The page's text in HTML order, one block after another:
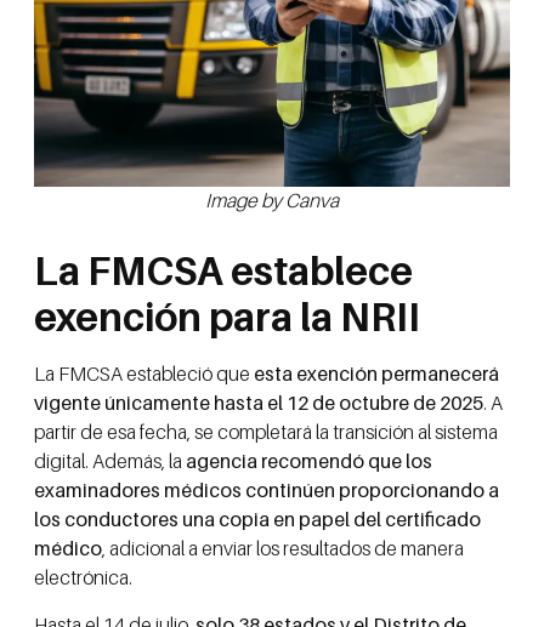
Image by Canva
La FMCSA establece
exención para la NRII
La FMCSA estableció que esta exención permanecerá
vigente únicamente hasta el 12 de octubre de 2025. A
partir de esa fecha, se completará la transición al sistema
digital. Además, la agencia recomendó que los
examinadores médicos continúen proporcionando a
los conductores una copia en papel del certificado
médico, adicional a enviar los resultados de manera
electrónica.